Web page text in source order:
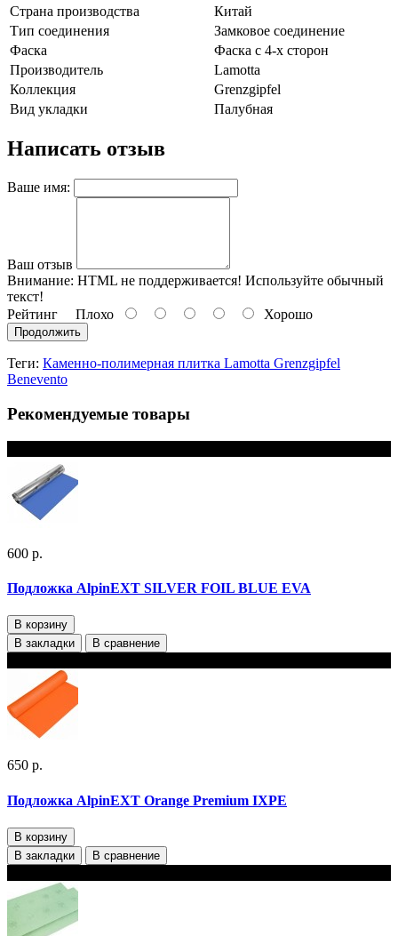
Страна производства
Китай
Тип соединения
Замковое соединение
Фаска
Фаска с 4-х сторон
Производитель
Lamotta
Коллекция
Grenzgipfel
Вид укладки
Палубная
Написать отзыв
Ваше имя:
Ваш отзыв
Внимание: HTML не поддерживается! Используйте обычный
текст!
Рейтинг Плохо Хорошо
Продолжить
Теги: Каменно-полимерная плитка Lamotta Grenzgipfel
Benevento
Рекомендуемые товары
600 р.
Подложка AlpinEXT SILVER FOIL BLUE EVA
В корзину
В закладки
В сравнение
650 р.
Подложка AlpinEXT Orange Premium IXPE
В корзину
В закладки
В сравнение